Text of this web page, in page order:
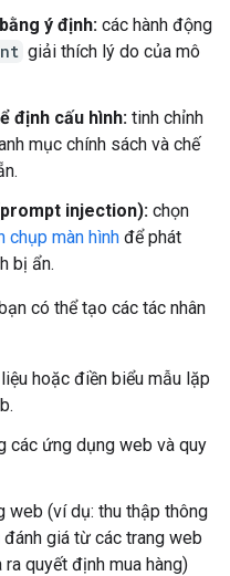
ý định: các hành động
giải thích lý do của mô
định cấu hình: tinh chỉnh
mục chính sách và chế
injection): chọn
chụp màn hình để phát
bị ẩn.
có thể tạo các tác nhân
hoặc điền biểu mẫu lặp
các ứng dụng web và quy
web (ví dụ: thu thập thông
giá từ các trang web
quyết định mua hàng)